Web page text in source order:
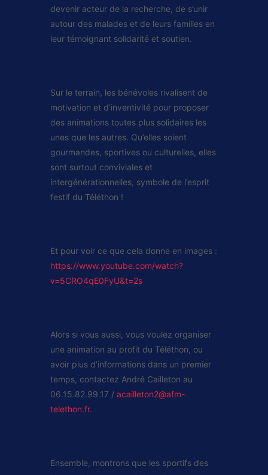
devenir acteur de la recherche, de s’unir
autour des malades et de leurs familles en
leur témoignant solidarité et soutien.
Sur le terrain, les bénévoles rivalisent de
motivation et d’inventivité pour proposer
des animations toutes plus solidaires les
unes que les autres. Qu’elles soient
gourmandes, sportives ou culturelles, elles
sont surtout conviviales et
intergénérationnelles, symbole de l’esprit
festif du Téléthon !
Et pour voir ce que cela donne en images :
https://www.youtube.com/watch?
v=5CRO4qE0FyU&t=2s
Alors si vous aussi, vous voulez organiser
une animation au profit du Téléthon, ou
avoir plus d’informations dans un premier
temps, contactez André Cailleton au
06.15.82.99.17 / acailleton2@afm-
telethon.fr.
Ensemble, montrons que les sportifs des